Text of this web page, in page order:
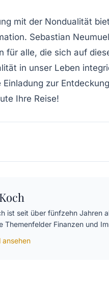
mit der Nondualität
Sebastian
für alle, die sich auf
in unser Leben
zur
Ihre Reise!
ist seit über fünfzehn Jahren
Themenfelder Finanzen und
ansehen